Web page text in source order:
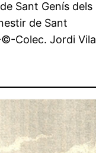
Sant Genís dels
de Sant
©-Colec. Jordi Vila